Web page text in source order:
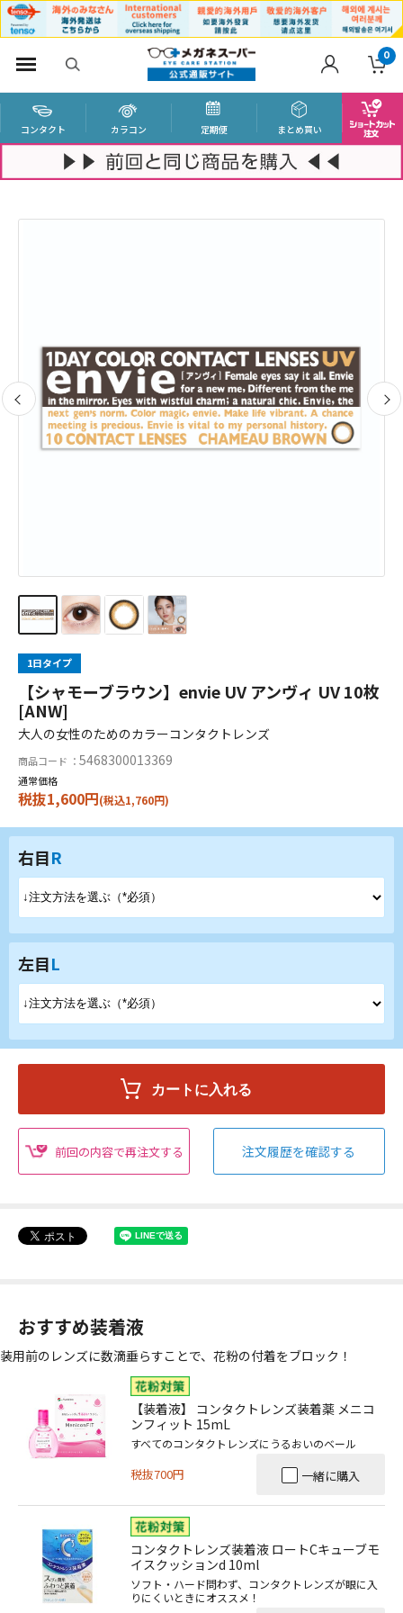
0
コンタクト カラコン 定期便 まとめ買い
1日タイプ
【シャモーブラウン】envie UV アンヴィ UV 10枚
[ANW]
大人の女性のためのカラーコンタクトレンズ
商品コード ： 5468300013369
通常価格
税抜1,600円(税込1,760円)
右目R
左目L
前回の内容で再注文する 注文履歴を確認する
おすすめ装着液
装用前のレンズに数滴垂らすことで、花粉の付着をブロック！
【装着液】 コンタクトレンズ装着薬 メニコ
ンフィット 15mL
すべてのコンタクトレンズにうるおいのベール
税抜700円 一緒に購入
コンタクトレンズ装着液 ロートCキューブモ
イスクッションd 10ml
ソフト・ハード問わず、コンタクトレンズが眼に入
りにくいときにオススメ！